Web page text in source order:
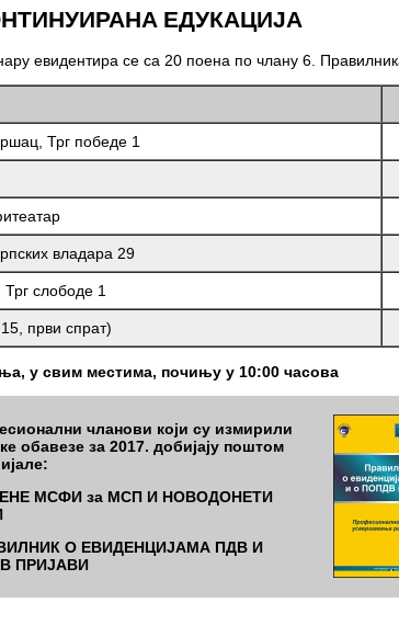
ЕДУКАЦИЈA
евидентира се са 20 поена по члану 6.
Трг победе 1
владара 29
слободе 1
први спрат)
у свим местима, почињу у 10:00 часова
чланови који су измирили
обавезе за 2017. добијају поштом
МСФИ за МСП И НОВОДОНЕТИ
О ЕВИДЕНЦИЈАМА ПДВ И
ПРИЈАВИ